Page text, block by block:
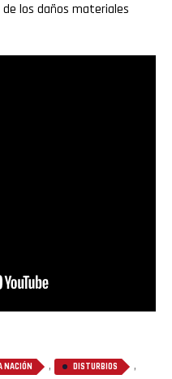
los daños materiales
NACIÓN , DISTURBIOS
,